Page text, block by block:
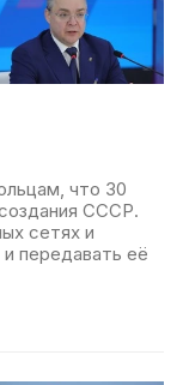
что 30
СССР.
сетях и
передавать её